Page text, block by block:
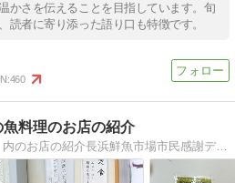
かさを伝えることを目指しています。旬
読者に寄り添った語り口も特徴です。
460
料理のお店の紹介
福岡市『長浜鮮魚市場』内のお店の紹介長浜鮮魚市場市民感謝デーで市場内が解放されているときに行く事が出来ます。